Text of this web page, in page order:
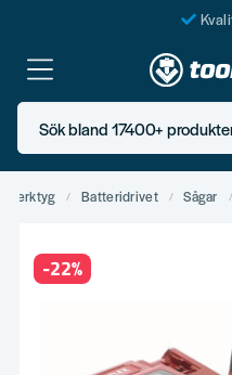
Fraktfritt
En
Sök bland 17400+ produkter..
Batteridrivet Sågar
-22%